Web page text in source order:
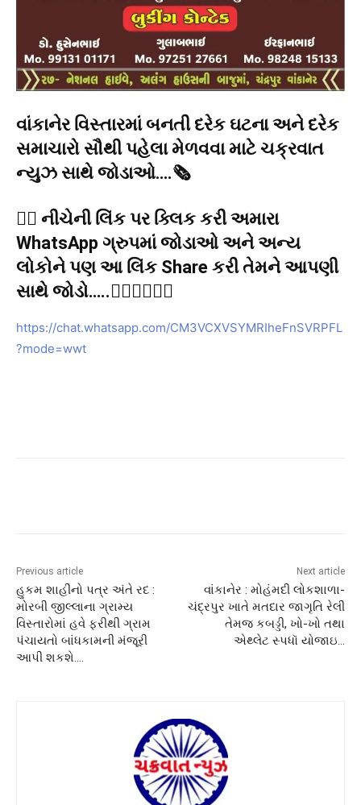
વાંકાનેર વિસ્તારમાં બનતી દરેક ઘટના અને દરેક
સમાચારો સૌથી પહેલા મેળવવા માટે ચક્રવાત
ન્યુઝ સાથે જોડાઓ….🗞️
👉🏻 નીચેની લિંક પર ક્લિક કરી અમારા
WhatsApp ગ્રુપમાં જોડાઓ અને અન્ય
લોકોને પણ આ લિંક Share કરી તેમને આપણી
સાથે જોડો…..👇🏻👇🏻👇🏻
https://chat.whatsapp.com/CM3VCXVSYMRIheFnSVRPFL
?mode=wwt
Previous article
હુકમ શાહીનો પત્ર અંતે રદ :
મોરબી જીલ્લાના ગ્રામ્ય
વિસ્તારોમાં હવે ફરીથી ગ્રામ
પંચાયતો બાંધકામની મંજૂરી
આપી શકશે….
Next article
વાંકાનેર : મોહંમદી લોકશાળા-
ચંદ્રપુર ખાતે મતદાર જાગૃતિ રેલી
તેમજ કબડ્ડી, ખો-ખો તથા
એથ્લેટ સ્પધૉ યોજાઇ…